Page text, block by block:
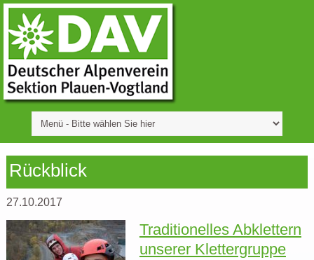
Rückblick
27.10.2017
Traditionelles Abklettern
unserer Klettergruppe